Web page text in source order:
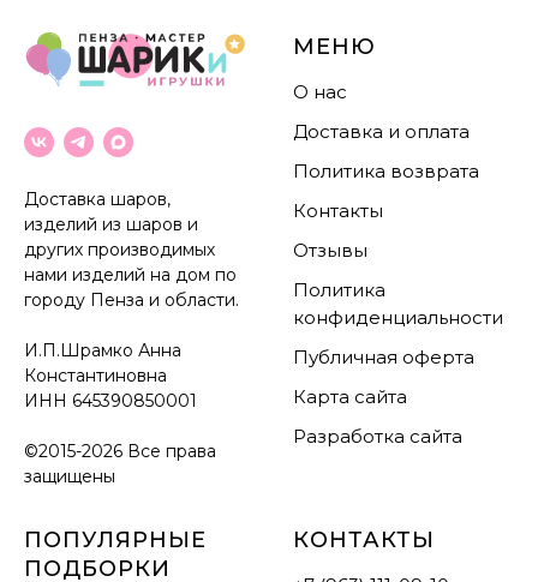
Доставка шаров,
изделий из шаров и
других производимых
нами изделий на дом по
городу Пенза и области.
И.П.Шрамко Анна
Константиновна
ИНН 645390850001
©2015-2026 Все права
защищены
МЕНЮ
О нас
Доставка и оплата
Политика возврата
Контакты
Отзывы
Политика
конфиденциальности
Публичная оферта
Карта сайта
Разработка сайта
ПОПУЛЯРНЫЕ
ПОДБОРКИ
КОНТАКТЫ